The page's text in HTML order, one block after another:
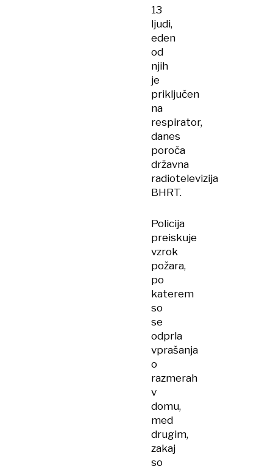
13
ljudi,
eden
od
njih
je
priključen
na
respirator,
danes
poroča
državna
radiotelevizija
BHRT.
Policija
preiskuje
vzrok
požara,
po
katerem
so
se
odprla
vprašanja
o
razmerah
v
domu,
med
drugim,
zakaj
so